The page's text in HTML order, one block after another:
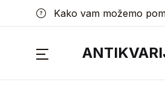
Kako vam možemo